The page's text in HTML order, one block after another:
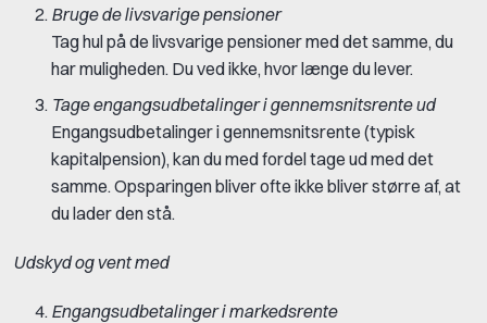
Bruge de livsvarige pensioner
Tag hul på de livsvarige pensioner med det samme, du
har muligheden. Du ved ikke, hvor længe du lever.
Tage engangsudbetalinger i gennemsnitsrente ud
Engangsudbetalinger i gennemsnitsrente (typisk
kapitalpension), kan du med fordel tage ud med det
samme. Opsparingen bliver ofte ikke bliver større af, at
du lader den stå.
Udskyd og vent med
Engangsudbetalinger i markedsrente